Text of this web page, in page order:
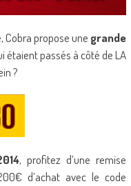
Cobra propose une grande
étaient passés à côté de LA
?
, profitez d’une remise
d’achat avec le code